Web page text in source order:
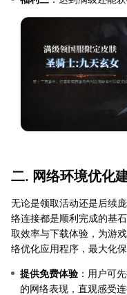
二. 网络环境优化
无论是领取活动还是后续
络连接都是顺利完成的基
取效率与下载体验，为游
络优化应用程序，最大化
提供免费体验 ：用户可
的网络表现，直观感受